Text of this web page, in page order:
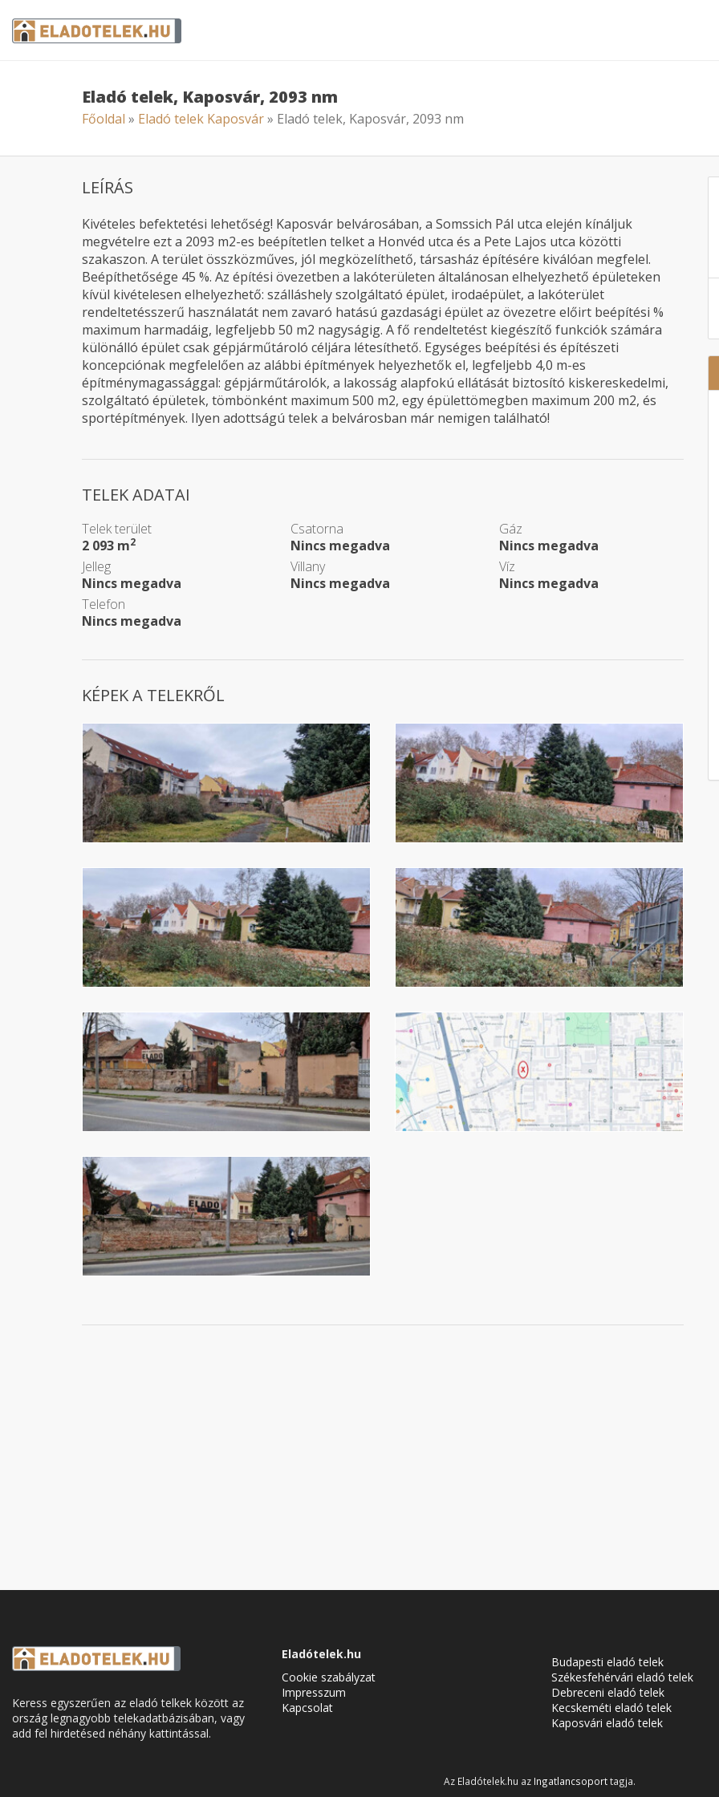
Eladó telek, Kaposvár, 2093 nm
Főoldal » Eladó telek Kaposvár» Eladó telek, Kaposvár, 2093 nm
LEÍRÁS
Kivételes befektetési lehetőség! Kaposvár belvárosában, a Somssich Pál utca elején kínáljuk
megvételre ezt a 2093 m2-es beépítetlen telket a Honvéd utca és a Pete Lajos utca közötti
szakaszon. A terület összközműves, jól megközelíthető, társasház építésére kiválóan megfelel.
Beépíthetősége 45 %. Az építési övezetben a lakóterületen általánosan elhelyezhető épületeken
kívül kivételesen elhelyezhető: szálláshely szolgáltató épület, irodaépület, a lakóterület
rendeltetésszerű használatát nem zavaró hatású gazdasági épület az övezetre előirt beépítési %
maximum harmadáig, legfeljebb 50 m2 nagyságig. A fő rendeltetést kiegészítő funkciók számára
különálló épület csak gépjárműtároló céljára létesíthető. Egységes beépítési és építészeti
koncepciónak megfelelően az alábbi építmények helyezhetők el, legfeljebb 4,0 m-es
építménymagassággal: gépjárműtárolók, a lakosság alapfokú ellátását biztosító kiskereskedelmi,
szolgáltató épületek, tömbönként maximum 500 m2, egy épülettömegben maximum 200 m2, és
sportépítmények. Ilyen adottságú telek a belvárosban már nemigen található!
TELEK ADATAI
Telek terület
2 093 m2
Csatorna
Nincs megadva
Gáz
Nincs megadva
Jelleg
Nincs megadva
Villany
Nincs megadva
Víz
Nincs megadva
Telefon
Nincs megadva
KÉPEK A TELEKRŐL
Keress egyszerűen az eladó telkek között az
ország legnagyobb telekadatbázisában, vagy
add fel hirdetésed néhány kattintással.
Eladótelek.hu
Cookie szabályzat
Impresszum
Kapcsolat
Budapesti eladó telek
Székesfehérvári eladó telek
Debreceni eladó telek
Kecskeméti eladó telek
Kaposvári eladó telek
Az Eladótelek.hu az Ingatlancsoporttagja.